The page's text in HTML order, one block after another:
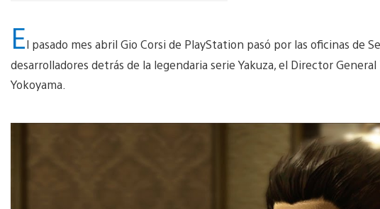
El pasado mes abril Gio Corsi de PlayStation pasó por las oficinas de
desarrolladores detrás de la legendaria serie Yakuza, el Director
Yokoyama.